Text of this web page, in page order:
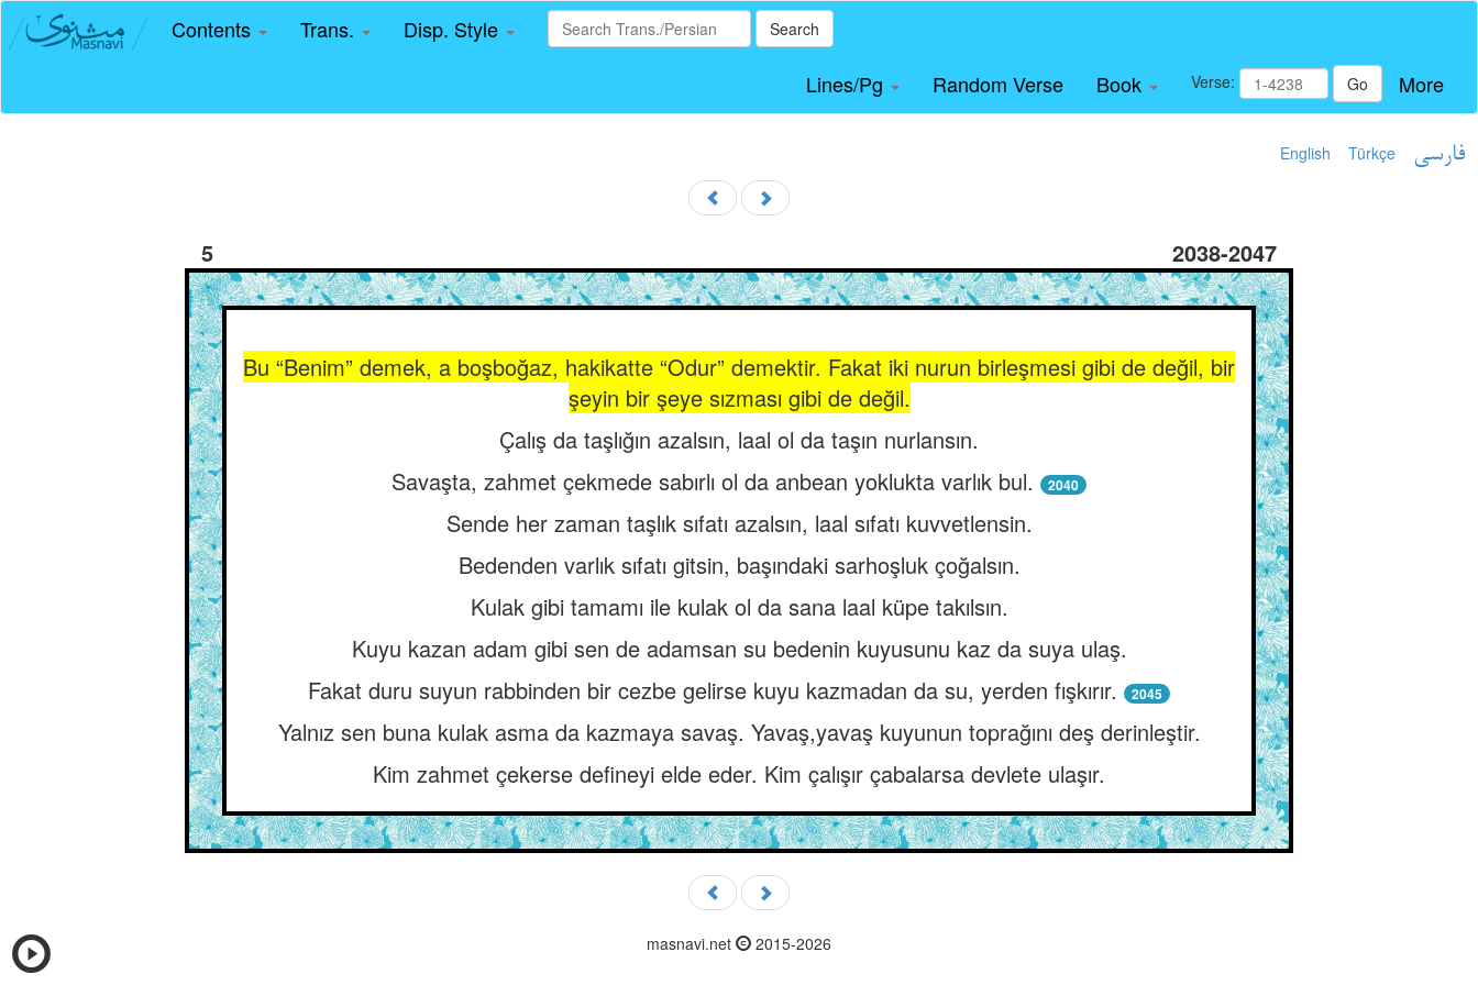
Contents Trans. Disp. Style Search
Lines/Pg Random Verse Book Verse: Go More
English Türkçe فارسی
5 2038-2047
Bu “Benim” demek, a boşboğaz, hakikatte “Odur” demektir. Fakat iki nurun birleşmesi gibi de değil, bir
şeyin bir şeye sızması gibi de değil.
Çalış da taşlığın azalsın, laal ol da taşın nurlansın.
Savaşta, zahmet çekmede sabırlı ol da anbean yoklukta varlık bul.
2040
Sende her zaman taşlık sıfatı azalsın, laal sıfatı kuvvetlensin.
Bedenden varlık sıfatı gitsin, başındaki sarhoşluk çoğalsın.
Kulak gibi tamamı ile kulak ol da sana laal küpe takılsın.
Kuyu kazan adam gibi sen de adamsan su bedenin kuyusunu kaz da suya ulaş.
Fakat duru suyun rabbinden bir cezbe gelirse kuyu kazmadan da su, yerden fışkırır.
2045
Yalnız sen buna kulak asma da kazmaya savaş. Yavaş,yavaş kuyunun toprağını deş derinleştir.
Kim zahmet çekerse defineyi elde eder. Kim çalışır çabalarsa devlete ulaşır.
masnavi.net 2015-2026